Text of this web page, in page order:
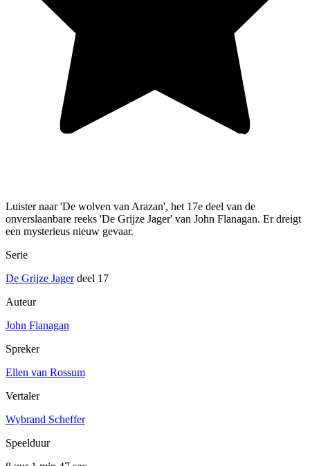
Luister naar 'De wolven van Arazan', het 17e deel van de
onverslaanbare reeks 'De Grijze Jager' van John Flanagan. Er dreigt
een mysterieus nieuw gevaar.
Serie
De Grijze Jagerdeel 17
Auteur
John Flanagan
Spreker
Ellen van Rossum
Vertaler
Wybrand Scheffer
Speelduur